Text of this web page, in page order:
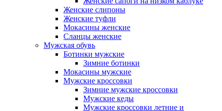
Женские слипоны
Женские туфли
Мокасины женские
Сланцы женские
Мужская обувь
Ботинки мужские
Зимние ботинки
Мокасины мужские
Мужские кроссовки
Зимние мужские кроссовки
Мужские кеды
Мужские кроссовки летние и